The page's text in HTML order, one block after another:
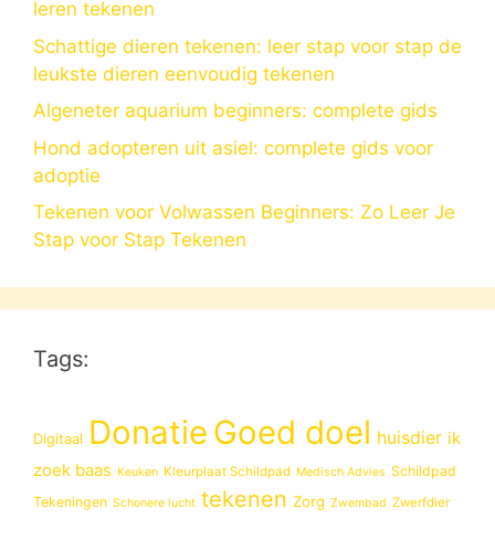
leren tekenen
Schattige dieren tekenen: leer stap voor stap de
leukste dieren eenvoudig tekenen
Algeneter aquarium beginners: complete gids
Hond adopteren uit asiel: complete gids voor
adoptie
Tekenen voor Volwassen Beginners: Zo Leer Je
Stap voor Stap Tekenen
Tags:
Digitaal Donatie Goed doel huisdier ik
zoek baas Keuken Kleurplaat Schildpad Medisch Advies Schildpad
Tekeningen Schonere lucht tekenen Zorg Zwembad Zwerfdier